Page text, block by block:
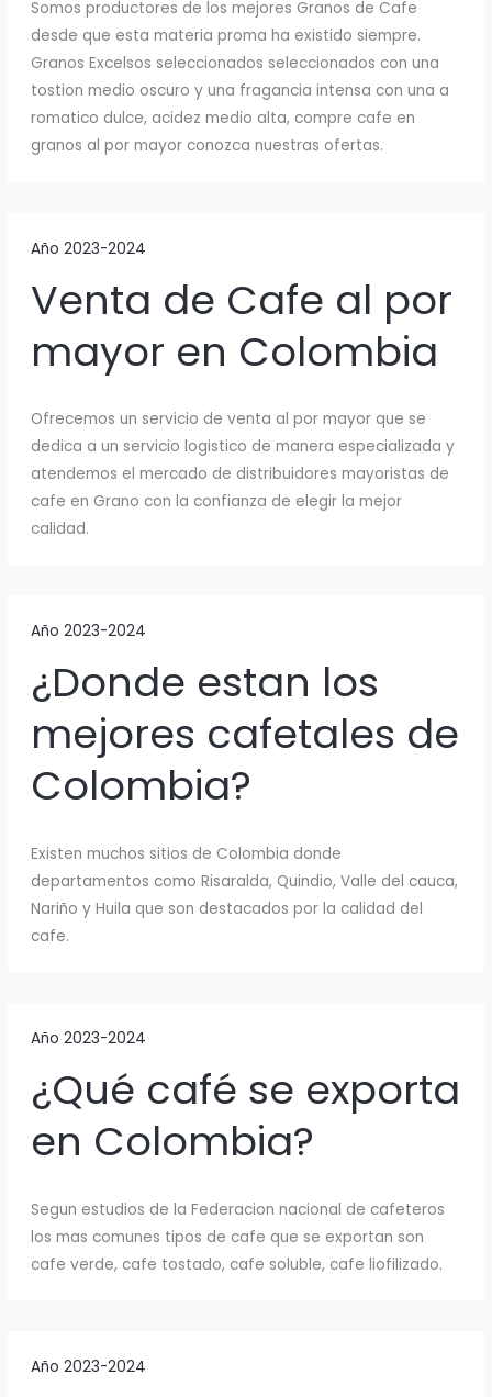
Somos productores de los mejores Granos de Cafe
desde que esta materia proma ha existido siempre.
Granos Excelsos seleccionados seleccionados con una
tostion medio oscuro y una fragancia intensa con una a
romatico dulce, acidez medio alta, compre cafe en
granos al por mayor conozca nuestras ofertas.
Año 2023-2024
Venta de Cafe al por
mayor en Colombia
Ofrecemos un servicio de venta al por mayor que se
dedica a un servicio logistico de manera especializada y
atendemos el mercado de distribuidores mayoristas de
cafe en Grano con la confianza de elegir la mejor
calidad.
Año 2023-2024
¿Donde estan los
mejores cafetales de
Colombia?
Existen muchos sitios de Colombia donde
departamentos como Risaralda, Quindio, Valle del cauca,
Nariño y Huila que son destacados por la calidad del
cafe.
Año 2023-2024
¿Qué café se exporta
en Colombia?
Segun estudios de la Federacion nacional de cafeteros
los mas comunes tipos de cafe que se exportan son
cafe verde, cafe tostado, cafe soluble, cafe liofilizado.
Año 2023-2024